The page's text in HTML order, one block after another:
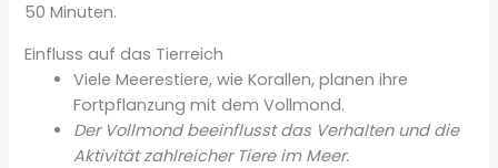
50 Minuten.
Einfluss auf das Tierreich
Viele Meerestiere, wie Korallen, planen ihre
Fortpflanzung mit dem Vollmond.
Der Vollmond beeinflusst das Verhalten und die
Aktivität zahlreicher Tiere im Meer.